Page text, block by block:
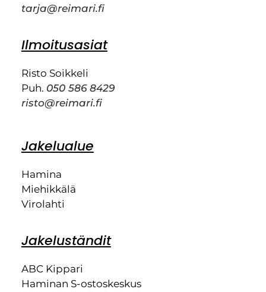
tarja@reimari.fi
Ilmoitusasiat
Risto Soikkeli
Puh. 050 586 8429
risto@reimari.fi
Jakelualue
Hamina
Miehikkälä
Virolahti
Jakeluständit
ABC Kippari
Haminan S-ostoskeskus